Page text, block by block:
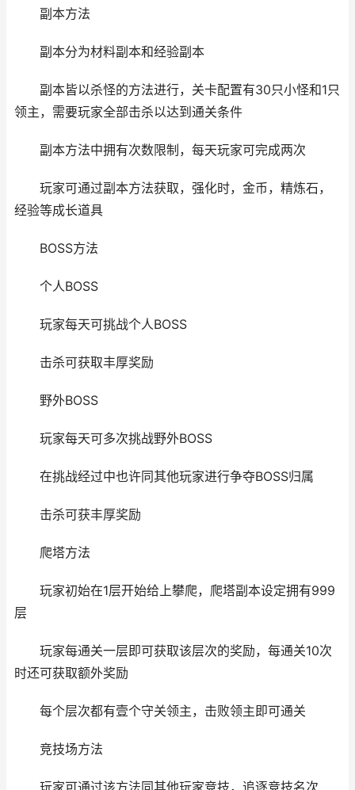
副本方法
副本分为材料副本和经验副本
副本皆以杀怪的方法进行，关卡配置有30只小怪和1只
领主，需要玩家全部击杀以达到通关条件
副本方法中拥有次数限制，每天玩家可完成两次
玩家可通过副本方法获取，强化时，金币，精炼石，
经验等成长道具
BOSS方法
个人BOSS
玩家每天可挑战个人BOSS
击杀可获取丰厚奖励
野外BOSS
玩家每天可多次挑战野外BOSS
在挑战经过中也许同其他玩家进行争夺BOSS归属
击杀可获丰厚奖励
爬塔方法
玩家初始在1层开始给上攀爬，爬塔副本设定拥有999
层
玩家每通关一层即可获取该层次的奖励，每通关10次
时还可获取额外奖励
每个层次都有壹个守关领主，击败领主即可通关
竞技场方法